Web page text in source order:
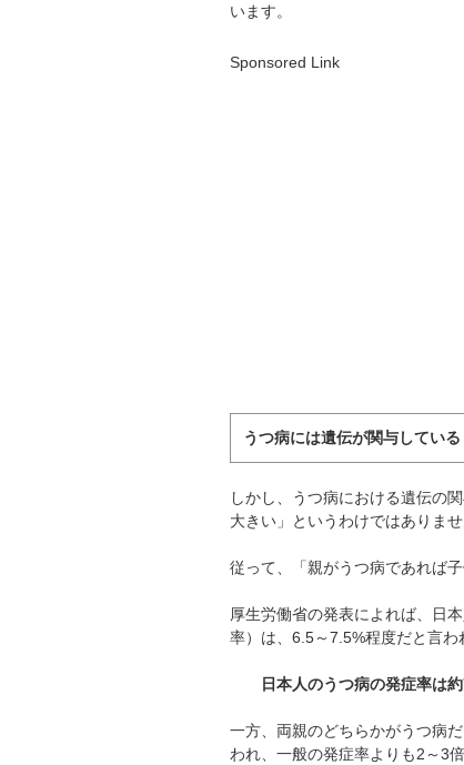
います。
Sponsored Link
うつ病には遺伝が関与している
しかし、うつ病における遺伝の
大きい」というわけではありませ
従って、「親がうつ病であれば
厚生労働省の発表によれば、日
率）は、6.5～7.5%程度だと言わ
日本人のうつ病の発症率は約
一方、両親のどちらかがうつ病
われ、一般の発症率よりも2～3